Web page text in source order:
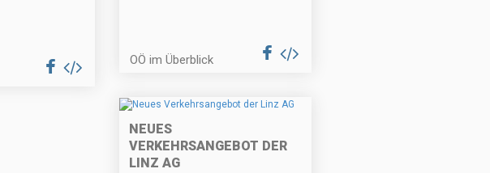
OÖ im Überblick
NEUES
VERKEHRSANGEBOT DER
LINZ AG